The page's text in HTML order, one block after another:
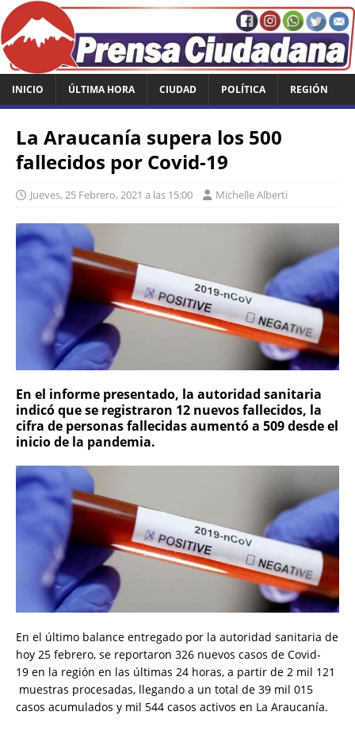
INICIO ÚLTIMA HORA CIUDAD POLÍTICA REGIÓN
La Araucanía supera los 500
fallecidos por Covid-19
Jueves, 25 Febrero, 2021 a las 15:00 Michelle Alberti
En el informe presentado, la autoridad sanitaria
indicó que se registraron 12 nuevos fallecidos, la
cifra de personas fallecidas aumentó a 509 desde el
inicio de la pandemia.
En el último balance entregado por la autoridad sanitaria de
hoy 25 febrero, se reportaron 326 nuevos casos de Covid-
19 en la región en las últimas 24 horas, a partir de 2 mil 121
muestras procesadas, llegando a un total de 39 mil 015
casos acumulados y mil 544 casos activos en La Araucanía.